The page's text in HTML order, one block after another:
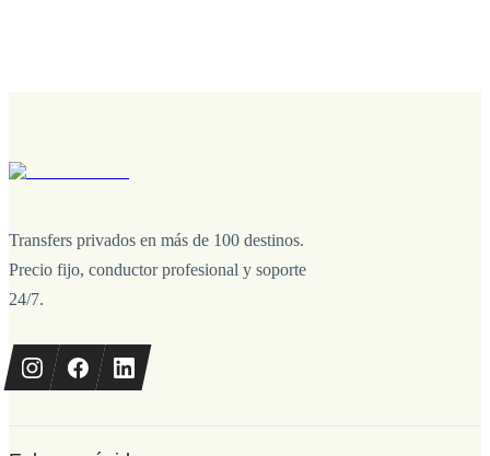
Transfers privados en más de 100 destinos.
Precio fijo, conductor profesional y soporte
24/7.